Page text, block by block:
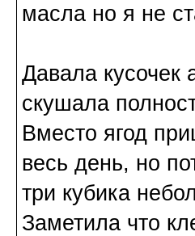
масла но я не
Давала кусочек
скушала
Вместо ягод
весь день, но
три кубика
Заметила что